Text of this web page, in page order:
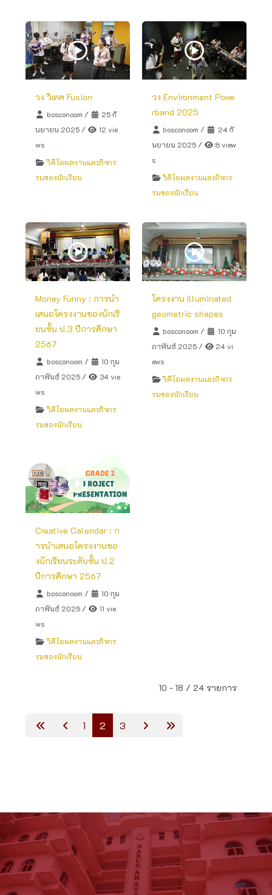
วง วิเทศ Fusion
bosconoom /
25 กั
นยายน 2025/
12 vie
ws
วิดีโอผลงานและกิจกร
รมของนักเรียน
วง Environment Powe
rband 2025
bosconoom /
24 กั
นยายน 2025/
8 view
s
วิดีโอผลงานและกิจกร
รมของนักเรียน
Money Funny : การนำ
เสนอโครงงานของนักเรี
ยนชั้น ป.3 ปีการศึกษา
2567
bosconoom /
10 กุม
ภาพันธ์ 2025 /
34 vie
ws
วิดีโอผลงานและกิจกร
รมของนักเรียน
โครงงาน Illuminated
geometric shapes
bosconoom /
10 กุม
ภาพันธ์ 2025/
24 vi
ews
วิดีโอผลงานและกิจกร
รมของนักเรียน
Creative Calendar : ก
ารนำเสนอโครงงานขอ
งนักเรียนระดับชั้น ป.2
ปีการศึกษา 2567
bosconoom /
10 กุม
ภาพันธ์ 2025 /
11 vie
ws
วิดีโอผลงานและกิจกร
รมของนักเรียน
10 - 18 / 24 รายการ
1 2 3